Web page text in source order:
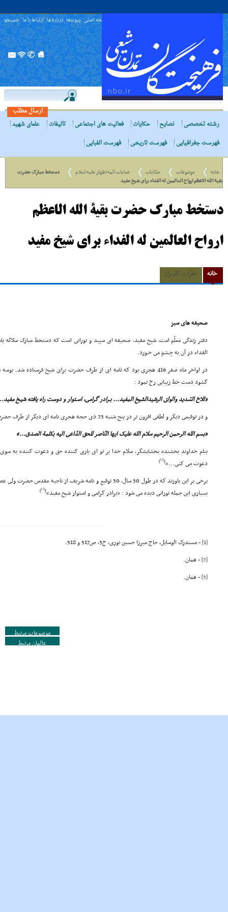
صفحه اصلی پیوندها درباره ما ارتباط با ما جستجو
ارسال مطلب
رشته تخصصی
نصایح حکایات فعالیت های اجتماعی تالیفات
علمای شهید
فهرست جغرافیایی
فهرست تاریخی فهرست الفبایی
خانه موضوعات حکایات عنایات ائمه اطهار علیه اسلام
دستخط مبارک حضرت
بقیة الله الاعظم ارواح العالمین له الفداء برای شیخ مفید
دستخط مبارک حضرت بقیة الله الاعظم
ارواح العالمین له الفداء برای شیخ مفید
خانه نظرات کاربران
صحیفه هاى سبز
دفتر زندگى معلّم امت، شیخ مفید، صحیفه اى سپید و نورانى است که دستخط مبارک سلاله
الفداء در آن به چـشم مى خـورد.
در اواخر ماه صفر 416 هجرى بود که نامه اى از طرف حضرت براى شیخ فرستاده
گشود دست خط زیبایى رخ نمود :
«للاخ السّدید والولىّ الرشیدالشیخ المفید... بـرادر گرامى، اسـتوار و دوست راه یافته شیـخ
و در توقیعى دیگر و لطفى افزون تر در پنج شنبه 23 ذى حجه هجرى نامه اى دیگر از طرف حضرت به افتخار شیخ صادر شد :
«بسم الله الرحمن الرحیم سلام الله علیک ایها النّاصر للحق الدّاعى الیه بکلمة الصدق...»
بنام خداوند بخشنده بخشایشگر، سلام خدا بر تو اى یارى کننده حق و دعوت کننده به
دعوت مى کنى...»(
[2]
)
برخى بر این باورند که در طول 30 سال، 30 توقیع و نامه شریف از
بسیارى این جمله نورانى دیده مى شود : «برادر گرامى و استوار شیخ مفید»(
[3]
)
[1] - مستدرک الوسایل، حاج میرزا حسین نورى، ج3، ص517 و 518.
[2] - همان.
[3] - همان.
موضوعات مرتبط
عالمان مرتبط